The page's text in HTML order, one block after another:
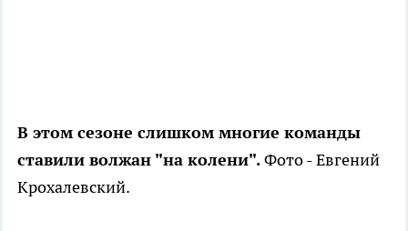
В этом сезоне слишком многие команды
ставили волжан "на колени".Фото - Евгений
Крохалевский.